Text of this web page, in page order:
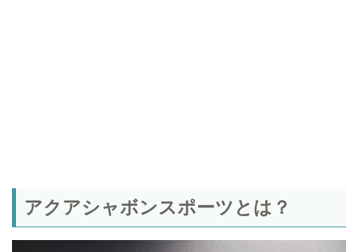
アクアシャボンスポーツとは？